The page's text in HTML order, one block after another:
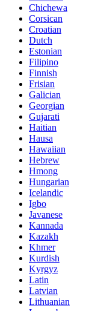
Chichewa
Corsican
Croatian
Dutch
Estonian
Filipino
Finnish
Frisian
Galician
Georgian
Gujarati
Haitian
Hausa
Hawaiian
Hebrew
Hmong
Hungarian
Icelandic
Igbo
Javanese
Kannada
Kazakh
Khmer
Kurdish
Kyrgyz
Latin
Latvian
Lithuanian